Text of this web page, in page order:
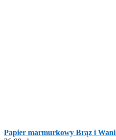
Papier marmurkowy Brąz i